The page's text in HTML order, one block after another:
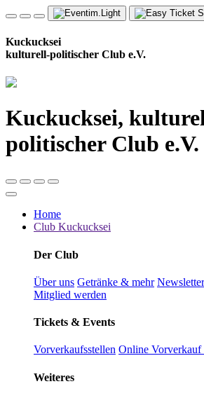
Kuckucksei
kulturell-politischer Club e.V.
Kuckucksei,
politischer Club e.V.
Home
Club Kuckucksei
Der Club
Über uns Getränke & mehr
Mitglied werden
Tickets & Events
Vorverkaufsstellen Online Vorverkauf
Weiteres